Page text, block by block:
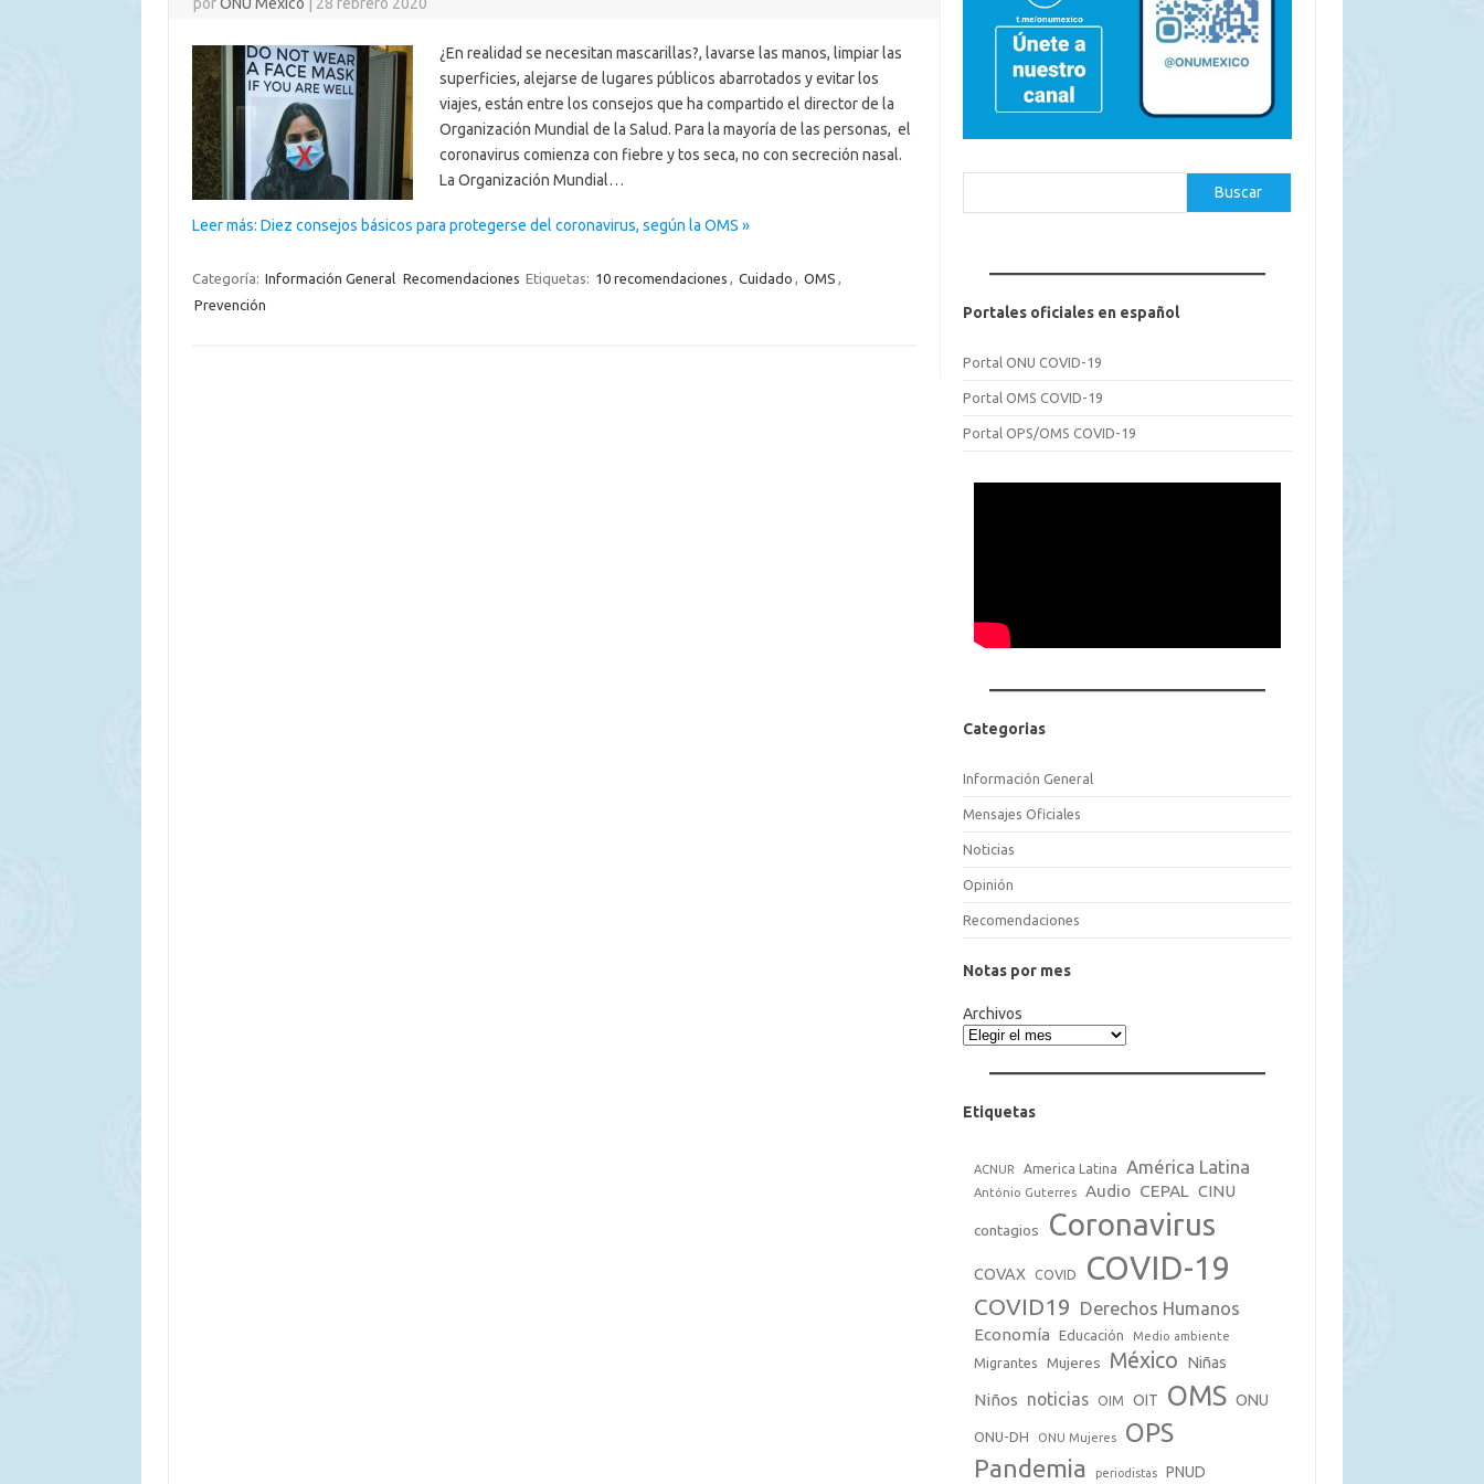
¿En realidad se necesitan mascarillas?, lavarse las manos, limpiar las
superficies, alejarse de lugares públicos abarrotados y evitar los
viajes, están entre los consejos que ha compartido el director de la
Organización Mundial de la Salud. Para la mayoría de las personas, el
coronavirus comienza con fiebre y tos seca, no con secreción nasal.
La Organización Mundial…
Leer más: Diez consejos básicos para protegerse del coronavirus, según la OMS »
Categoría: Información General Recomendaciones Etiquetas: 10 recomendaciones , Cuidado , OMS ,
Prevención
Buscar
Portales oficiales en español
Portal ONU COVID-19
Portal OMS COVID-19
Portal OPS/OMS COVID-19
Categorias
Información General
Mensajes Oficiales
Noticias
Opinión
Recomendaciones
Notas por mes
Archivos
Etiquetas
ACNUR America Latina América Latina
António Guterres Audio CEPAL CINU
contagios Coronavirus
COVAX COVID COVID-19
COVID19 Derechos Humanos
Economía Educación Medio ambiente
Migrantes Mujeres México Niñas
Niños noticias OIM OIT OMS ONU
ONU-DH ONU Mujeres OPS
Pandemia periodistas PNUD